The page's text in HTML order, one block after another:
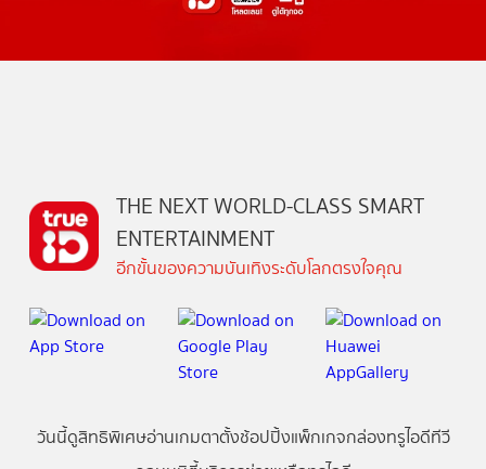
THE NEXT WORLD-CLASS SMART
ENTERTAINMENT
อีกขั้นของความบันเทิงระดับโลกตรงใจคุณ
วันนี้ดูสิทธิพิเศษอ่านเกมตาตั้งช้อปปิ้งแพ็กเกจกล่องทรูไอดีทีวี